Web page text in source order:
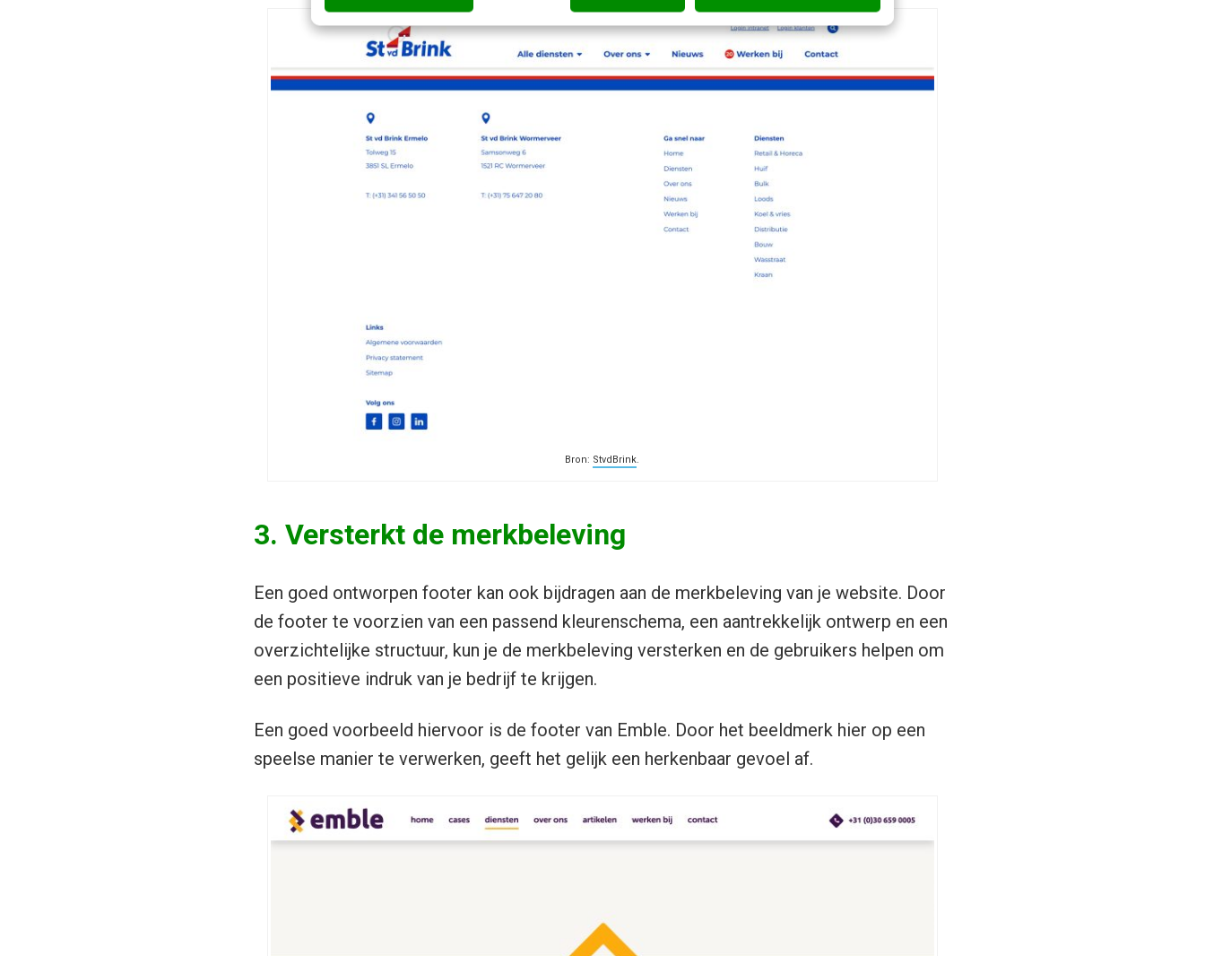
Bron: StvdBrink.
3. Versterkt de merkbeleving
Een goed ontworpen footer kan ook bijdragen aan de merkbeleving van je website. Door
de footer te voorzien van een passend kleurenschema, een aantrekkelijk ontwerp en een
overzichtelijke structuur, kun je de merkbeleving versterken en de gebruikers helpen om
een positieve indruk van je bedrijf te krijgen.
Een goed voorbeeld hiervoor is de footer van Emble. Door het beeldmerk hier op een
speelse manier te verwerken, geeft het gelijk een herkenbaar gevoel af.